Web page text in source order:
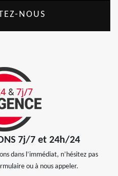
NOUS
7j/7 et 24h/24
dans l’immédiat, n’hésitez pas
ou à nous appeler.